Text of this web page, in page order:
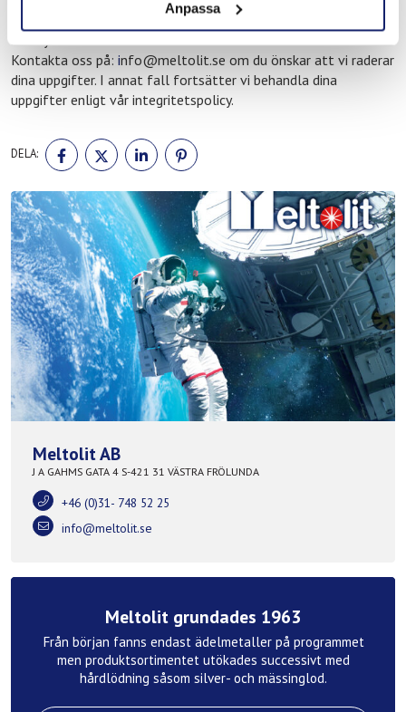
Anpassa
personuppgifter eller radera dina personuppgifter.
Kontakta oss på: info@meltolit.se om du önskar att vi raderar
dina uppgifter. I annat fall fortsätter vi behandla dina
uppgifter enligt vår integritetspolicy.
DELA:
DELA
PÅ
FACEBOOK
DELA
PÅ
TWITTER
DELA
PÅ
LINKEDIN
PÅ
Meltolit AB
J A GAHMS GATA 4 S-421 31 VÄSTRA FRÖLUNDA
+46 (0)31- 748 52 25
info@meltolit.se
Meltolit grundades 1963
Från början fanns endast ädelmetaller på programmet
men produktsortimentet utökades successivt med
hårdlödning såsom silver- och mässinglod.